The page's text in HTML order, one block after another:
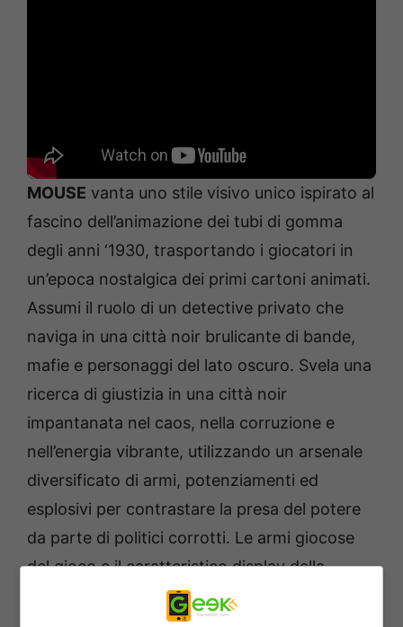
MOUSE vanta uno stile visivo unico ispirato al
fascino dell’animazione dei tubi di gomma
degli anni ‘1930, trasportando i giocatori in
un’epoca nostalgica dei primi cartoni animati.
Assumi il ruolo di un detective privato che
naviga in una città noir brulicante di bande,
mafie e personaggi del lato oscuro. Svela una
ricerca di giustizia in una città noir
impantanata nel caos, nella corruzione e
nell’energia vibrante, utilizzando un arsenale
diversificato di armi, potenziamenti ed
esplosivi per contrastare la presa del potere
da parte di politici corrotti. Le armi giocose
del gioco e il caratteristico display della
salute, insieme ai nemici che si comportano